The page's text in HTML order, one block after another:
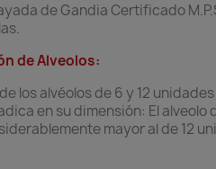
de Gandia Certificado
de Alveolos:
los alvéolos de 6 y 12
en su dimensión: El alveolo
mayor al de 12